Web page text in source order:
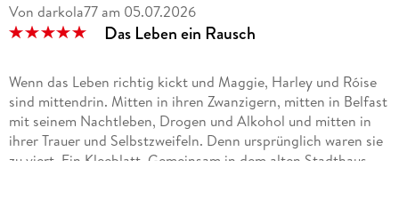
eintönig. Durch einige Wechsel der Perspektive und Zeit war
es zusätzlich auch noch verwirrend. Der Humor, der an
nicht gereicht. Die Protagonistinnen waren für mich kaum
greifbar, hier hat mir einiges an Tiefe gefehlt.Dass besonders
Anfangs der Fokus auf der Trauer und dem Umgang damit
liegt, war absehbar und fand ich auch passend. Irgendwann
wäre es aber doch schön gewesen, eine Entwicklung
Von darkola77 am 05.07.2026
Das Leben ein Rausch
Wenn das Leben richtig kickt und Maggie, Harley und Róise
sind mittendrin. Mitten in ihren Zwanzigern, mitten in Belfast
mit seinem Nachtleben, Drogen und Alkohol und mitten in
ihrer Trauer und Selbstzweifeln. Denn ursprünglich waren sie
zu viert. Ein Kleeblatt. Gemeinsam in dem alten Stadthaus,